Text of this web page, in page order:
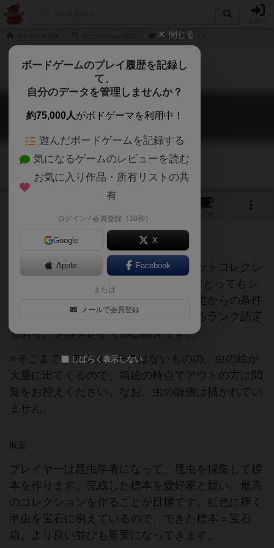
ジュエルボックス
ジュエルボックス
Jewel Box
カフェ
美しい甲虫の標本づくりがテーマのセットコレクシ
ョン+タイル配置パズル。ゲーム内容はとってもシ
ンプルで、ダイスによる獲得タイル決定からの条件
配置によるスコアアタック。得点によるランク認定
もあり。ソロプレイでのご紹介です。
※そこまでリアルタッチではないものの、虫の絵が
大量に出てくるので、箱絵の時点でアウトの方は閲
覧をお控えください。なお、虫の腹側は描かれてい
ません。
概要
プレイヤーは昆虫学者になって、昆虫を採集して標
本を作ります。完成した標本を愛好家と競い、最高
のコレクションを作ることが目標です。虹色に輝く
甲虫を宝石に例えているので、できた標本＝宝石
箱。より良い並びも重要になってきます。
閉じる
ボードゲームのプレイ履歴を記録し
て、
自分のデータを管理しませんか？
約75,000人がボドゲーマを利用中！
遊んだボードゲームを記録する
気になるゲームのレビューを読む
お気に入り作品・所有リストの共
有
ログイン / 会員登録（10秒）
Google X
Apple Facebook
または
メールで会員登録
しばらく表示しない